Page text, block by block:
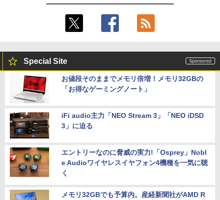
Special Site
お値段そのままでメモリ倍増！メモリ32GBの
「お得なゲーミングノート」
iFi audio主力「NEO Stream 3」「NEO iDSD
3」に迫る
エントリーなのに脅威の実力!「Osprey」Nobl
e Audioワイヤレスイヤフォン4機種を一気に聴
く
メモリ32GBでも予算内。産経新聞社がAMD R